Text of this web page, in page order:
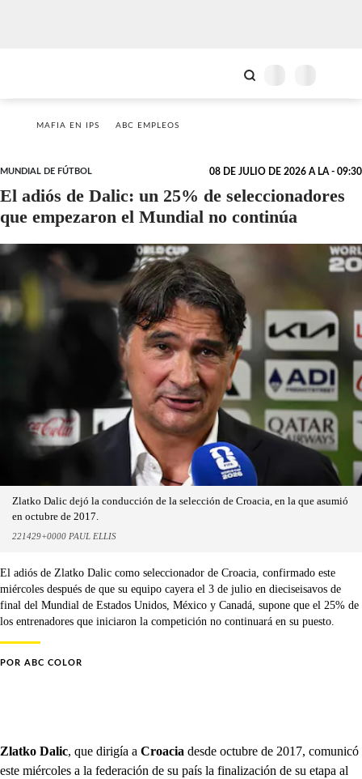
MAFIA EN IPS ABC EMPLEOS
MUNDIAL DE FÚTBOL 08 DE JULIO DE 2026 A LA - 09:30
El adiós de Dalic: un 25% de seleccionadores
que empezaron el Mundial no continúa
Zlatko Dalic dejó la conducción de la selección de Croacia, en la que asumió
en octubre de 2017.
221429+0000 PAUL ELLIS
El adiós de Zlatko Dalic como seleccionador de Croacia, confirmado este
miércoles después de que su equipo cayera el 3 de julio en dieciseisavos de
final del Mundial de Estados Unidos, México y Canadá, supone que el 25% de
los entrenadores que iniciaron la competición no continuará en su puesto.
POR ABC COLOR
Zlatko Dalic, que dirigía a Croacia desde octubre de 2017, comunicó
este miércoles a la federación de su país la finalización de su etapa al